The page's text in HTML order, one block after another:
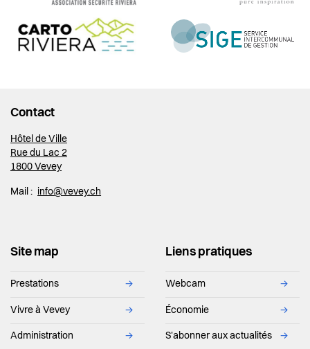
Contact
Hôtel de Ville
Rue du Lac 2
1800 Vevey
Mail : info@vevey.ch
Site map
Prestations →
Vivre à Vevey →
Administration →
Liens pratiques
Webcam →
Économie →
S'abonner aux actualités →